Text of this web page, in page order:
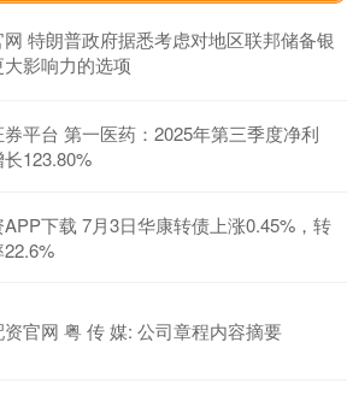
特朗普政府据悉考虑对地区联邦储备银
影响力的选项
平台 第一医药：2025年第三季度净利
123.80%
下载 7月3日华康转债上涨0.45%，转
官网 粤 传 媒: 公司章程内容摘要